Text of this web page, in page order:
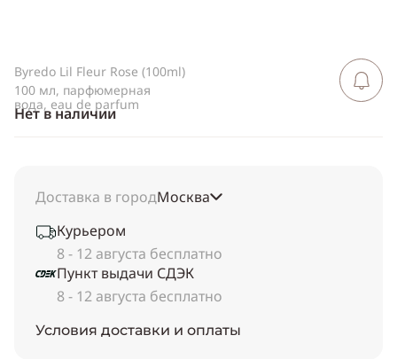
Byredo Lil Fleur Rose (100ml)
100 мл, парфюмерная
вода, eau de parfum
Нет в наличии
Сообщить
Доставка в городМосква
Курьером
8 - 12 августа бесплатно
Пункт выдачи СДЭК
8 - 12 августа бесплатно
Условия доставки и оплаты